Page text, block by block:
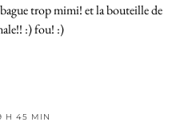
trop mimi! et la bouteille de
:) fou! :)
H 45 MIN